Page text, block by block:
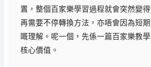
置，整個百家樂學習過程就會突然變
再需要不停轉換方法，亦唔會因為短
嘅理解。呢一個，先係一篇百家樂教
核心價值。